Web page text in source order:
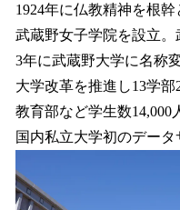
1924年に仏教精神を根
武蔵野女子学院を設立
3年に武蔵野大学に名称
大学改革を推進し13学
教育部など学生数14,000
国内私立大学初のデータ